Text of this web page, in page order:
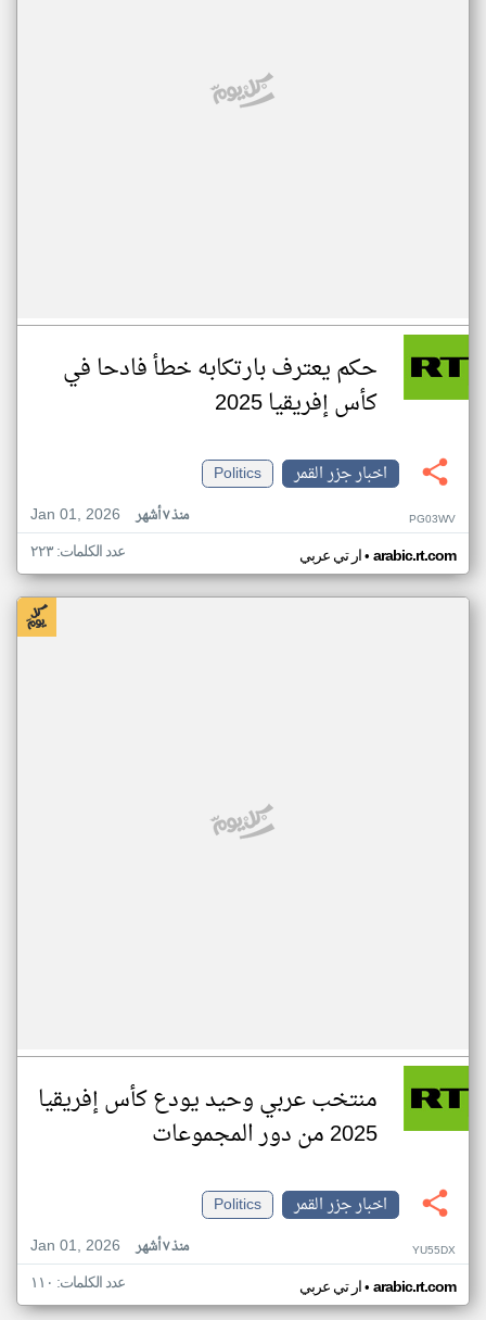
حكم يعترف بارتكابه خطأ فادحا في
كأس إفريقيا 2025
اخبار جزر القمر
Politics
Jan 01, 2026
منذ ٧ أشهر PG03WV
ار تي عربي• arabic.rt.com عدد الكلمات: ٢٢٣
منتخب عربي وحيد يودع كأس إفريقيا
2025 من دور المجموعات
اخبار جزر القمر
Politics
Jan 01, 2026
منذ ٧ أشهر YU55DX
ار تي عربي• arabic.rt.com عدد الكلمات: ١١٠